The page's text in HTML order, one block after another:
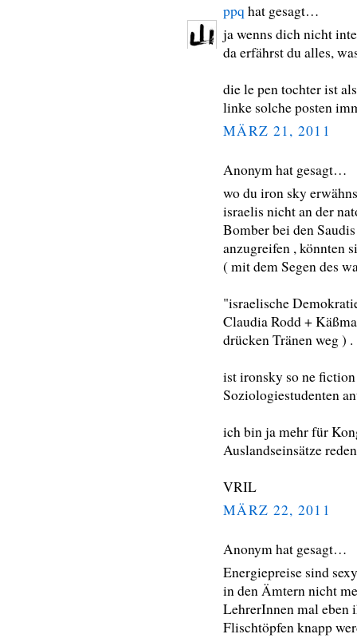
ppq hat gesagt…
ja wenns dich nicht
da erfährst du alles,
die le pen tochter ist
linke solche posten
MÄRZ 21, 2011
Anonym hat gesagt…
wo du iron sky
israelis nicht an der
Bomber bei den
anzugreifen , könnten
( mit dem Segen des
"israelische
Claudia Rodd +
drücken Tränen weg ) .
ist ironsky so ne
Soziologiestudenten
ich bin ja mehr für
Auslandseinsätze
VRIL
MÄRZ 22, 2011
Anonym hat gesagt…
Energiepreise sind
in den Ämtern nicht
LehrerInnen mal eben
Flischtöpfen knapp